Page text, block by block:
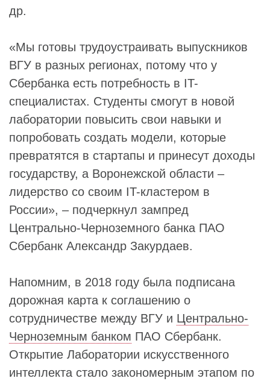
др.
«Мы готовы трудоустраивать выпускников
ВГУ в разных регионах, потому что у
Сбербанка есть потребность в IT-
специалистах. Студенты смогут в новой
лаборатории повысить свои навыки и
попробовать создать модели, которые
превратятся в стартапы и принесут доходы
государству, а Воронежской области –
лидерство со своим IT-кластером в
России», – подчеркнул зампред
Центрально-Черноземного банка ПАО
Сбербанк Александр Закурдаев.
Напомним, в 2018 году была подписана
дорожная карта к соглашению о
сотрудничестве между ВГУ и Центрально-
Черноземным банком ПАО Сбербанк.
Открытие Лаборатории искусственного
интеллекта стало закономерным этапом по